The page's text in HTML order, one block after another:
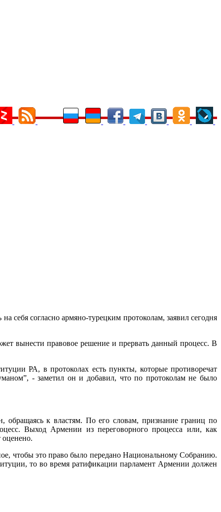
согласно армяно-турецким протоколам, заявил сегодня
вынести правовое решение и прервать данный процесс. В
РА, в протоколах есть пункты, которые противоречат
- заметил он и добавил, что по протоколам не было
обращаясь к властям. По его словам, признание границ по
Выход Армении из переговорного процесса или, как
оценено.
чтобы это право было передано Национальному Собранию.
то во время ратификации парламент Армении должен